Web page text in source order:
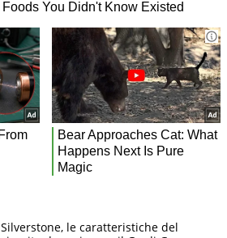
Silverstone, le caratteristiche del